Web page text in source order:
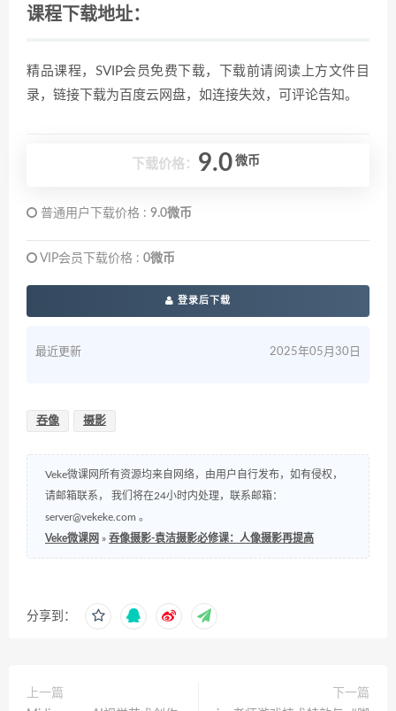
课程下载地址：
精品课程，SVIP会员免费下载，下载前请阅读上方文件目
录，链接下载为百度云网盘，如连接失效，可评论告知。
下载价格： 9.0 微币
普通用户下载价格 : 9.0微币
VIP会员下载价格 : 0微币
登录后下载
最近更新 2025年05月30日
吞像 摄影
Veke微课网所有资源均来自网络，由用户自行发布，如有侵权，
请邮箱联系， 我们将在24小时内处理，联系邮箱：
server@vekeke.com 。
Veke微课网 » 吞像摄影-袁洁摄影必修课：人像摄影再提高
分享到：
上一篇
下一篇